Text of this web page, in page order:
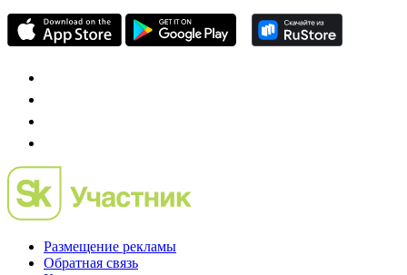
Размещение рекламы
Обратная связь